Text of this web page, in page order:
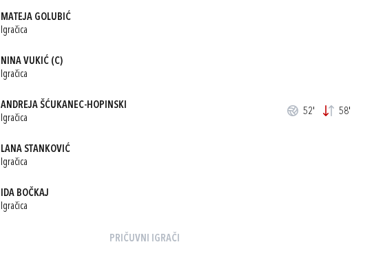
MATEJA GOLUBIĆ
Igračica
NINA VUKIĆ(C)
Igračica
ANDREJA ŠĆUKANEC-HOPINSKI
Igračica
52' 58'
LANA STANKOVIĆ
Igračica
IDA BOČKAJ
Igračica
PRIČUVNI IGRAČI